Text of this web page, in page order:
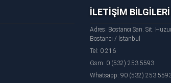
İLETİŞİM BİLGİLERİ
Adres: Bostancı San. Sit.
Bostancı / İstanbul
Tel: 0 216
Gsm: 0 (532) 253 5593
Whatsapp: 90 (532) 253